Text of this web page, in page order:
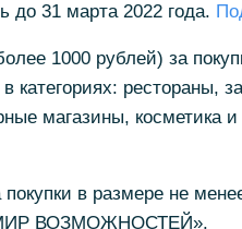
до 31 марта 2022 года.
1000 рублей) за
категориях: рестораны,
магазины, косметика
в размере не
«МИР ВОЗМОЖНОСТЕЙ».